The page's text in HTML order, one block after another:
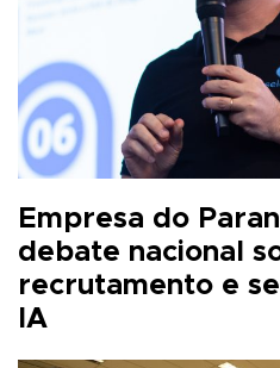
Empresa do
debate nacional
recrutamento e
IA